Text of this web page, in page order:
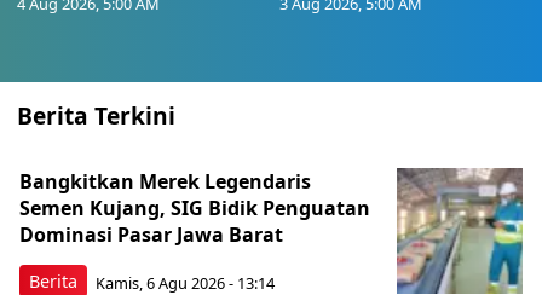
Berita Terkini
Berita
Bangkitkan Merek Legendaris
Semen Kujang, SIG Bidik Penguatan
Dominasi Pasar Jawa Barat
Kamis, 6 Agu 2026 - 13:14